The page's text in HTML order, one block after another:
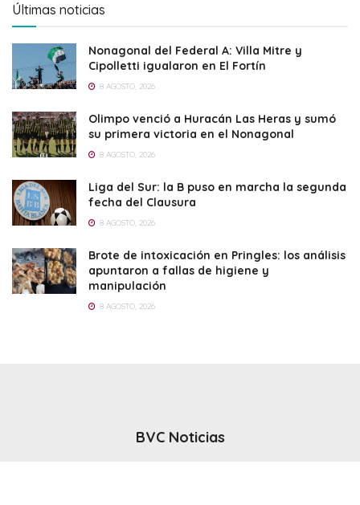
Últimas noticias
Nonagonal del Federal A: Villa Mitre y
Cipolletti igualaron en El Fortín
8 AGOSTO, 2026
Olimpo venció a Huracán Las Heras y sumó
su primera victoria en el Nonagonal
8 AGOSTO, 2026
Liga del Sur: la B puso en marcha la segunda
fecha del Clausura
8 AGOSTO, 2026
Brote de intoxicación en Pringles: los análisis
apuntaron a fallas de higiene y
manipulación
8 AGOSTO, 2026
BVC Noticias